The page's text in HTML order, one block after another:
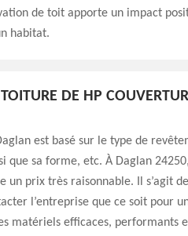
de toit apporte un impact
habitat.
DE HP
est basé sur le type de
que sa forme, etc. À Daglan
un prix très raisonnable. Il s’agit
l’entreprise que ce soit pour
matériels efficaces, performants